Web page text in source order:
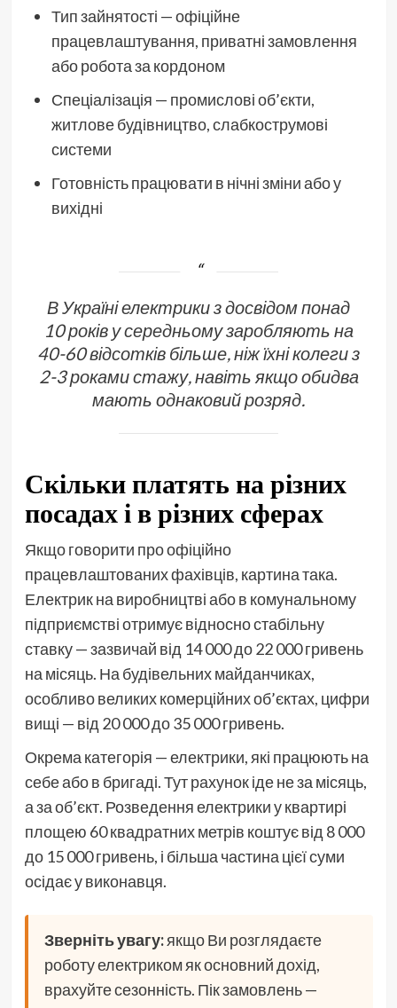
Тип зайнятості — офіційне
працевлаштування, приватні замовлення
або робота за кордоном
Спеціалізація — промислові об’єкти,
житлове будівництво, слабкострумові
системи
Готовність працювати в нічні зміни або у
вихідні
В Україні електрики з досвідом понад
10 років у середньому заробляють на
40-60 відсотків більше, ніж їхні колеги з
2-3 роками стажу, навіть якщо обидва
мають однаковий розряд.
Скільки платять на різних
посадах і в різних сферах
Якщо говорити про офіційно
працевлаштованих фахівців, картина така.
Електрик на виробництві або в комунальному
підприємстві отримує відносно стабільну
ставку — зазвичай від 14 000 до 22 000 гривень
на місяць. На будівельних майданчиках,
особливо великих комерційних об’єктах, цифри
вищі — від 20 000 до 35 000 гривень.
Окрема категорія — електрики, які працюють на
себе або в бригаді. Тут рахунок іде не за місяць,
а за об’єкт. Розведення електрики у квартирі
площею 60 квадратних метрів коштує від 8 000
до 15 000 гривень, і більша частина цієї суми
осідає у виконавця.
Зверніть увагу:якщо Ви розглядаєте
роботу електриком як основний дохід,
врахуйте сезонність. Пік замовлень —